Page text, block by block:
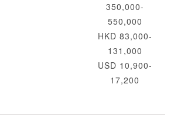
350,000-
550,000
HKD 83,000-
131,000
USD 10,900-
17,200